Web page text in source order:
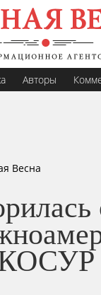
Авторы
Весна